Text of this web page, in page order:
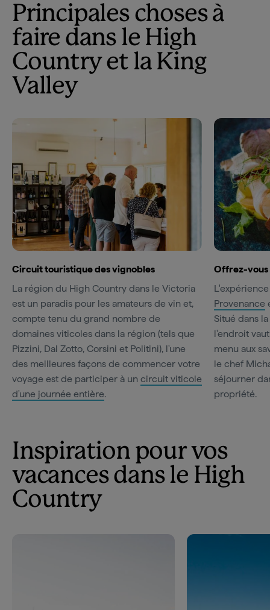
Principales choses à
faire dans le High
Country et la King
Valley
Circuit touristique des vignobles
La région du High Country dans le Victoria
est un paradis pour les amateurs de vin et,
compte tenu du grand nombre de
domaines viticoles dans la région (tels que
Pizzini, Dal Zotto, Corsini et Politini), l'une
des meilleures façons de commencer votre
voyage est de participer à un circuit viticole
d'une journée entière.
Offrez-vous
Provenance
Situé dans
l'endroit
menu aux
le chef
séjourner
propriété.
Inspiration pour vos
vacances dans le High
Country